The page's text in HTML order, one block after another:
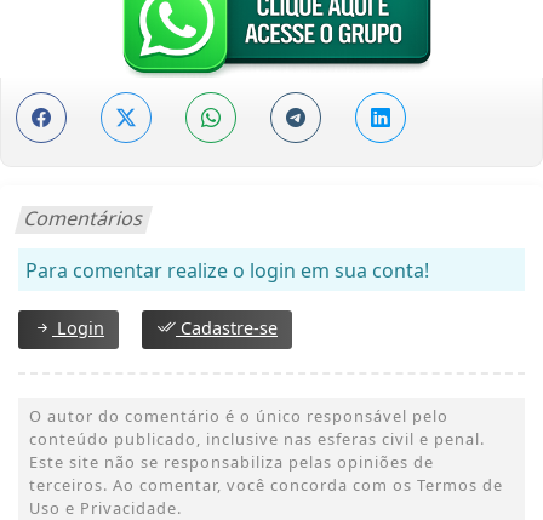
Comentários
Para comentar realize o login em sua conta!
Login Cadastre-se
O autor do comentário é o único responsável pelo
conteúdo publicado, inclusive nas esferas civil e penal.
Este site não se responsabiliza pelas opiniões de
terceiros. Ao comentar, você concorda com os Termos de
Uso e Privacidade.